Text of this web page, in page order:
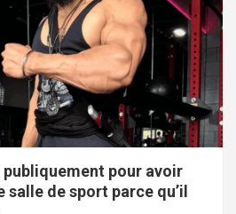
publiquement pour avoir
salle de sport parce qu’il